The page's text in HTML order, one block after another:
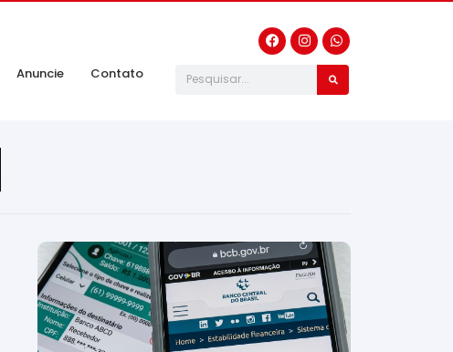
Anuncie Contato